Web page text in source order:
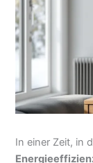
In einer Zeit, in